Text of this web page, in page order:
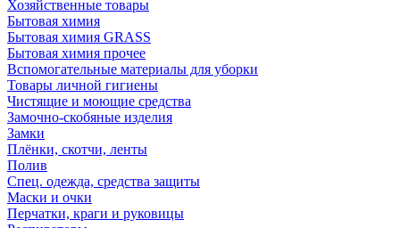
Хозяйственные товары
Бытовая химия
Бытовая химия GRASS
Бытовая химия прочее
Вспомогательные материалы для уборки
Товары личной гигиены
Чистящие и моющие средства
Замочно-скобяные изделия
Замки
Плёнки, скотчи, ленты
Полив
Спец. одежда, средства защиты
Маски и очки
Перчатки, краги и руковицы